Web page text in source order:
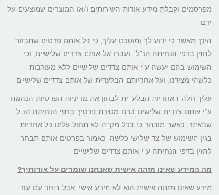
מפרסמים וקבלת מידע אודות השירותים ו/או המוצרים שמוצעים על
ידם.
הינך מאשר כי ידוע לך ומוסכם עליך, כי כל אותם פרטים שתבחר
להזין בדפי הנחיתה הנ"ל, יועברו אל אותם צדדים שלישיים, וכי
השימוש בהם יעשה ע"י אותם צדדים שלישיים ללא מעורבות
כלשהי מצידנו, ועל אחריותם הבלעדית של אותם צדדים שלישיים.
עליך חלה האחריות הבלעדית לבחון את מדיניות הפרטיות הנהוגה
ע"י אותם צדדים שלישים טרם מסירת פרטיך בדפי הנחיתה הנ"ל
שבאתר, כאשר מובהר כי בכל מקרה לא תחול עלינו כל אחריות
בגין השימוש של צד שלישי כלשהו כאמור בפרטים אותם תבחר
להזין בדפי הנחיתה ע"י אותם צדדים שלישיים.
מה המידע שאינו מזהה אישית שאנחנו שומרים על אודותיך?
מידע שאינו מזהה אישית הוא לא מידע אישי, אבל ביחד עם עוד